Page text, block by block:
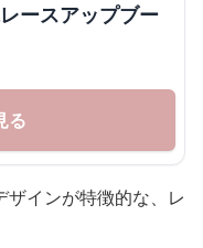
ースアップブー
る
インが特徴的な、レ